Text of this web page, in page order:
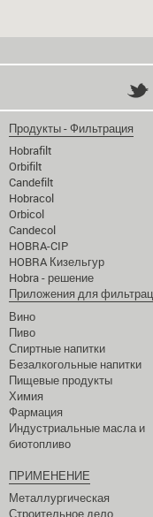
Продукты - Фильтрация
Hobrafilt
Orbifilt
Candefilt
Hobracol
Orbicol
Candecol
HOBRA-CIP
HOBRA Кизельгур
Hobra - решение
Приложения для
Вино
Пиво
Спиртные напитки
Безалкогольные напитки
Пищевые продукты
Химия
Фармация
Индустриальные масла и
биотопливо
ПРИМЕНЕНИЕ
Металлургическая
Строительное дело